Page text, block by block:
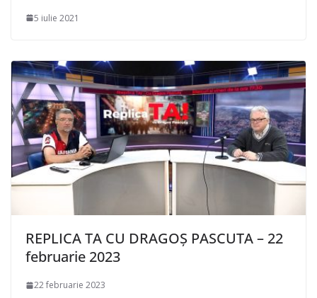
5 iulie 2021
REPLICA TA CU DRAGOȘ PASCUTA – 22
februarie 2023
22 februarie 2023